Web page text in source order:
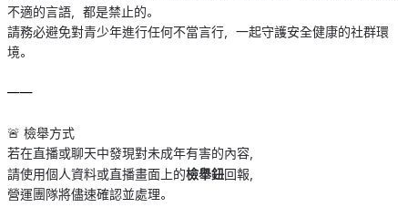
不適的言語，都是禁止的。
請務必避免對青少年進行任何不當言行，一起守護安全健康的社群環
境。
——
🚨 檢舉方式
若在直播或聊天中發現對未成年有害的內容，
請使用個人資料或直播畫面上的檢舉鈕回報，
營運團隊將儘速確認並處理。